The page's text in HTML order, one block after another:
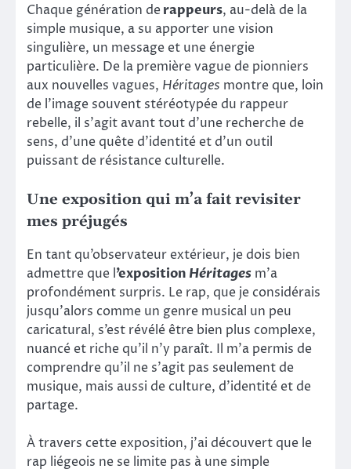
Chaque génération derappeurs, au-delà de la
simple musique, a su apporter une vision
singulière, un message et une énergie
particulière. De la première vague de pionniers
aux nouvelles vagues, Héritages montre que, loin
de l’image souvent stéréotypée du rappeur
rebelle, il s’agit avant tout d’une recherche de
sens, d’une quête d’identité et d’un outil
puissant de résistance culturelle.
Une exposition qui m’a fait revisiter
mes préjugés
En tant qu’observateur extérieur, je dois bien
admettre que l’exposition Héritages m’a
profondément surpris. Le rap, que je considérais
jusqu’alors comme un genre musical un peu
caricatural, s’est révélé être bien plus complexe,
nuancé et riche qu’il n’y paraît. Il m’a permis de
comprendre qu’il ne s’agit pas seulement de
musique, mais aussi de culture, d’identité et de
partage.
À travers cette exposition, j’ai découvert que le
rap liégeois ne se limite pas à une simple